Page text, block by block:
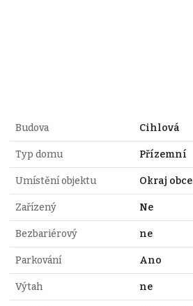
Budova Cihlová
Typ domu Přízemní
Umístění objektu Okraj obce
Zařízený Ne
Bezbariérový ne
Parkování Ano
Výtah ne